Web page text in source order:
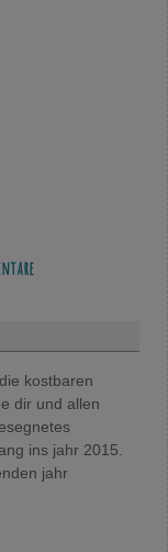
kostbaren
dir und allen
ins jahr 2015.
jahr